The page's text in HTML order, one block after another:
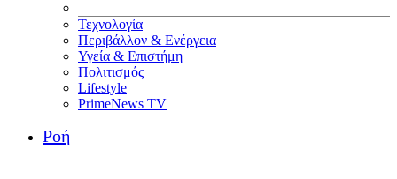
Τεχνολογία
Περιβάλλον & Ενέργεια
Υγεία & Επιστήμη
Πολιτισμός
Lifestyle
PrimeNews TV
Ροή